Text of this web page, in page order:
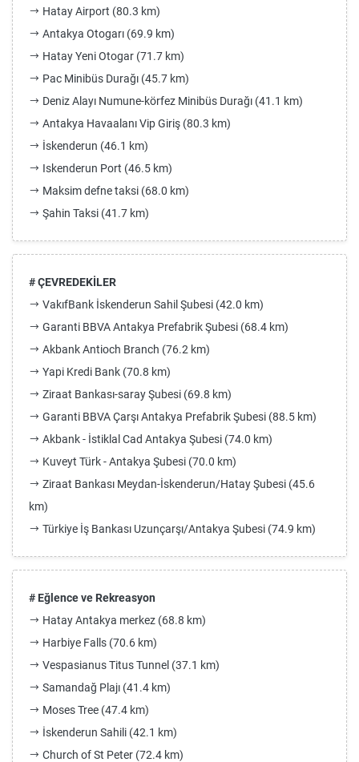
Hatay Airport (80.3 km)
Antakya Otogarı (69.9 km)
Hatay Yeni Otogar (71.7 km)
Pac Minibüs Durağı (45.7 km)
Deniz Alayı Numune-körfez Minibüs Durağı (41.1 km)
Antakya Havaalanı Vip Giriş (80.3 km)
İskenderun (46.1 km)
Iskenderun Port (46.5 km)
Maksim defne taksi (68.0 km)
Şahin Taksi (41.7 km)
# ÇEVREDEKİLER
VakıfBank İskenderun Sahil Şubesi (42.0 km)
Garanti BBVA Antakya Prefabrik Şubesi (68.4 km)
Akbank Antioch Branch (76.2 km)
Yapi Kredi Bank (70.8 km)
Ziraat Bankası-saray Şubesi (69.8 km)
Garanti BBVA Çarşı Antakya Prefabrik Şubesi (88.5 km)
Akbank - İstiklal Cad Antakya Şubesi (74.0 km)
Kuveyt Türk - Antakya Şubesi (70.0 km)
Ziraat Bankası Meydan-İskenderun/Hatay Şubesi (45.6
km)
Türkiye İş Bankası Uzunçarşı/Antakya Şubesi (74.9 km)
# Eğlence ve Rekreasyon
Hatay Antakya merkez (68.8 km)
Harbiye Falls (70.6 km)
Vespasianus Titus Tunnel (37.1 km)
Samandağ Plajı (41.4 km)
Moses Tree (47.4 km)
İskenderun Sahili (42.1 km)
Church of St Peter (72.4 km)